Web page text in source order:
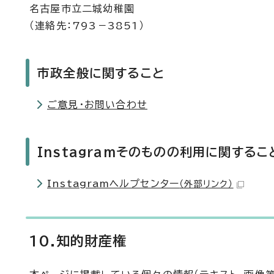
名古屋市立二城幼稚園
（連絡先：793－3851）
市政全般に関すること
ご意見・お問い合わせ
Instagramそのものの利用に関するこ
Instagramヘルプセンター （外部リンク）
10.知的財産権